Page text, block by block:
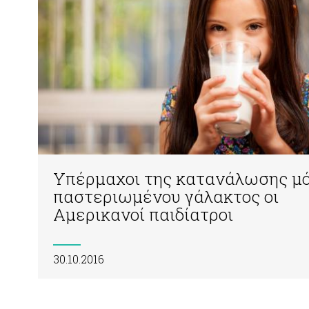
Υπέρμαχοι της κατανάλωσης
παστεριωμένου γάλακτος οι
Αμερικανοί παιδίατροι
30.10.2016